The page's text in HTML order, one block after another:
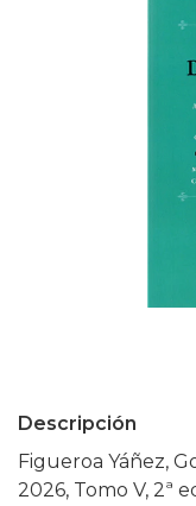
Descripción
Figueroa Yáñez,
2026, Tomo V, 2ª